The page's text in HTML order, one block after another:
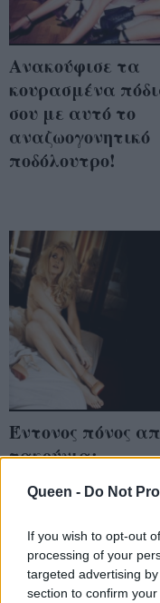
Queen - Do Not
If you wish to opt-out
processing of your
targeted advertising
section to confirm
Ανακούφισε τα
κουρασμένα
σου με αυτό το
αναζωογονητικό
ποδόλουτρο!
Έντονος πόνος
τακούνια:
στο πι και φι